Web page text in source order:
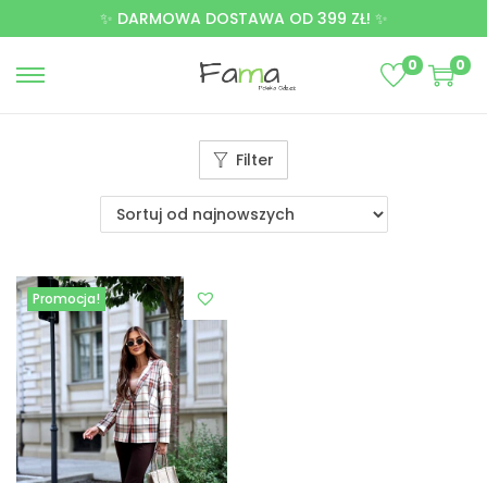
✨ DARMOWA DOSTAWA OD 399 ZŁ! ✨
0 0
Filter
Promocja!